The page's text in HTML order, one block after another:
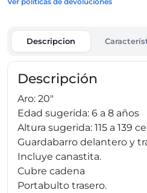
Descripcion
Descripción
Aro: 20"
Edad sugerida: 6 a 8 años
Altura sugerida: 115 a 139
Guardabarro delantero y
Incluye canastita.
Cubre cadena
Portabulto trasero.